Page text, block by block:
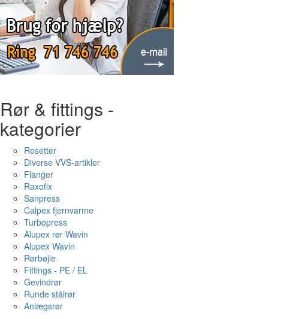
Rør & fittings -
kategorier
Rosetter
Diverse VVS-artikler
Flanger
Raxofix
Sanpress
Calpex fjernvarme
Turbopress
Alupex rør Wavin
Alupex Wavin
Rørbøjle
Fittings - PE / EL
Gevindrør
Runde stålrør
Anlægsrør